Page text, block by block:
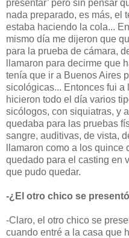
presentar’ pero sin pensar
nada preparado, es más, el
estaba haciendo la cola...
mismo día me dijeron que
para la prueba de cámara,
llamaron para decirme que
tenía que ir a Buenos Aires
sicológicas... Entonces fui a
hicieron todo el día varios
sicólogos, con siquiatras, y
quedaba para las pruebas
sangre, auditivas, de vista,
llamaron como a los
quedado para el casting en
que pudo quedar.
-¿El otro chico se
-Claro, el otro chico se
cuando entré a la casa que